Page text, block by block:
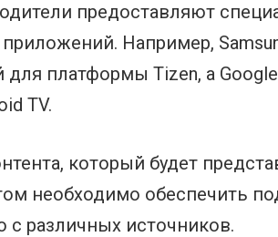
предоставляют
Например,
для платформы Tizen, а Google
TV.
который будет
необходимо обеспечить
различных источников.